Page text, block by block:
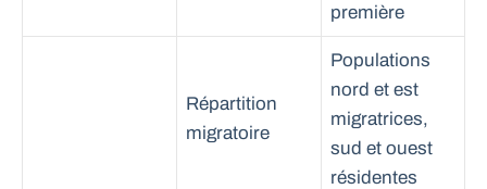
première
Répartition
migratoire
Populations
nord et est
migratrices,
sud et ouest
résidentes